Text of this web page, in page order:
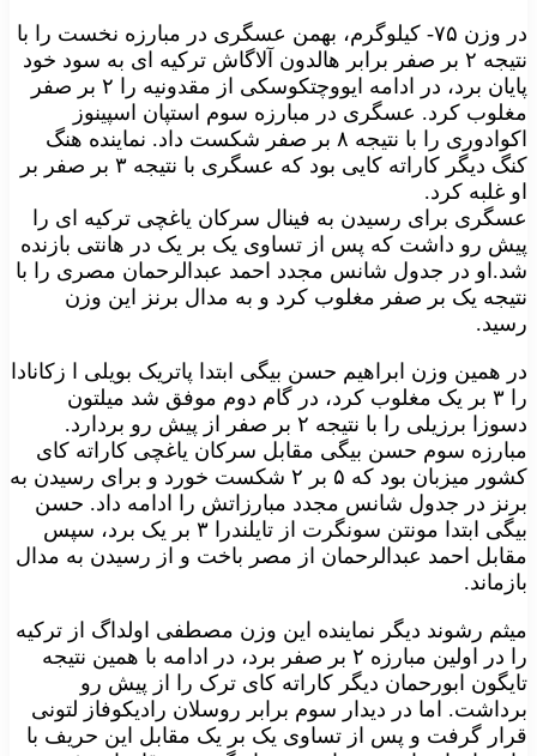
در وزن ۷۵- کیلوگرم، بهمن عسگری در مبارزه نخست را با
نتیجه ۲ بر صفر برابر هالدون آلاگاش ترکیه ای به سود خود
پایان برد، در ادامه ایووچتکوسکی از مقدونیه را ۲ بر صفر
مغلوب کرد. عسگری در مبارزه سوم استپان اسپینوز
اکوادوری را با نتیجه ۸ بر صفر شکست داد. نماینده هنگ
کنگ دیگر کاراته کایی بود که عسگری با نتیجه ۳ بر صفر بر
او غلبه کرد.
عسگری برای رسیدن به فینال سرکان یاغچی ترکیه ای را
پیش رو داشت که پس از تساوی یک بر یک در هانتی بازنده
شد.او در جدول شانس مجدد احمد عبدالرحمان مصری را با
نتیجه یک بر صفر مغلوب کرد و به مدال برنز این وزن
رسید.
در همین وزن ابراهیم حسن بیگی ابتدا پاتریک بویلی ا زکانادا
را ۳ بر یک مغلوب کرد، در گام دوم موفق شد میلتون
دسوزا برزیلی را با نتیجه ۲ بر صفر از پیش رو بردارد.
مبارزه سوم حسن بیگی مقابل سرکان یاغچی کاراته کای
کشور میزبان بود که ۵ بر ۲ شکست خورد و برای رسیدن به
برنز در جدول شانس مجدد مبارزاتش را ادامه داد. حسن
بیگی ابتدا مونتن سونگرت از تایلندرا ۳ بر یک برد، سپس
مقابل احمد عبدالرحمان از مصر باخت و از رسیدن به مدال
بازماند.
میثم رشوند دیگر نماینده این وزن مصطفی اولداگ از ترکیه
را در اولین مبارزه ۲ بر صفر برد، در ادامه با همین نتیجه
تایگون ابورحمان دیگر کاراته کای ترک را از پیش رو
برداشت. اما در دیدار سوم برابر روسلان رادیکوفاز لتونی
قرار گرفت و پس از تساوی یک بر یک مقابل این حریف با